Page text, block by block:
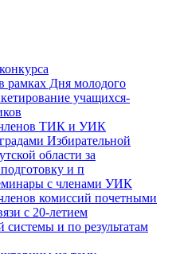
рамках Дня молодого
учащихся-
ТИК и УИК
Избирательной
области за
и п
с членами УИК
комиссий почетными
с 20-летием
системы и по результатам